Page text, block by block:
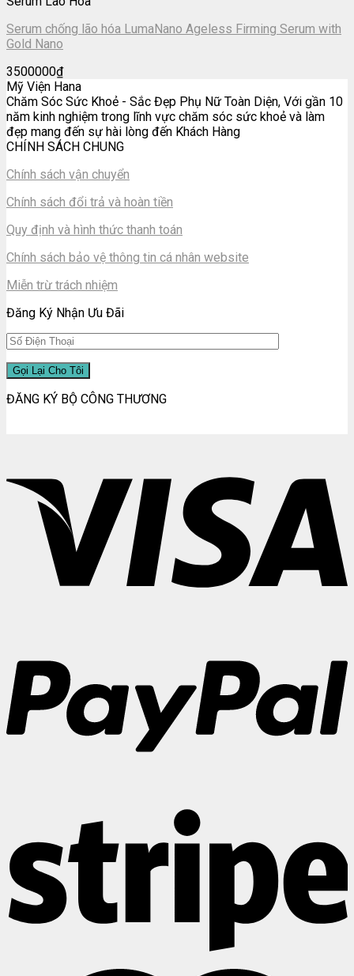
Serum chống lão hóa LumaNano Ageless Firming Serum with
Gold Nano
3500000₫
Mỹ Viện Hana
Chăm Sóc Sức Khoẻ - Sắc Đẹp Phụ Nữ Toàn Diện, Với gần 10
năm kinh nghiệm trong lĩnh vực chăm sóc sức khoẻ và làm
đẹp mang đến sự hài lòng đến Khách Hàng
CHÍNH SÁCH CHUNG
Chính sách vận chuyển
Chính sách đổi trả và hoàn tiền
Quy định và hình thức thanh toán
Chính sách bảo vệ thông tin cá nhân website
Miễn trừ trách nhiệm
Đăng Ký Nhận Ưu Đãi
ĐĂNG KÝ BỘ CÔNG THƯƠNG